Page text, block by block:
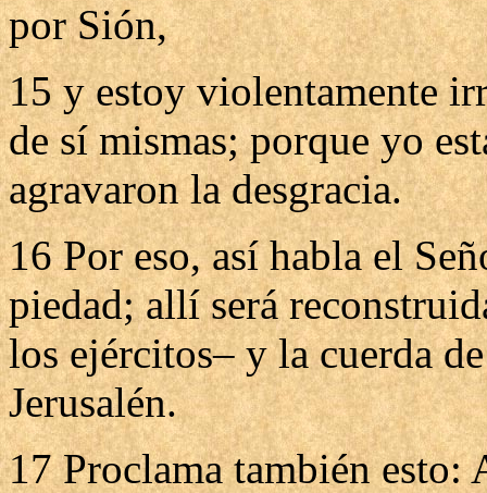
por Sión,
15 y estoy violentamente
de sí mismas; porque yo
agravaron la desgracia.
16 Por eso, así habla el
piedad; allí será
los ejércitos– y la cuerda
Jerusalén.
17 Proclama también esto: